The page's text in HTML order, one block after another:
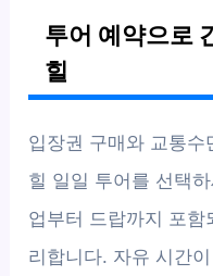
투어 예약으로
힐
입장권 구매와 교통
힐 일일 투어를 선택
업부터 드랍까지 포
리합니다. 자유 시간